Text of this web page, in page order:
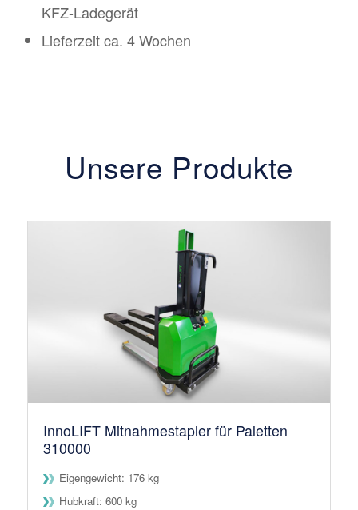
KFZ-Ladegerät
Lieferzeit ca. 4 Wochen
Unsere Produkte
InnoLIFT Mitnahmestapler für Paletten
310000
Eigengewicht: 176 kg
Hubkraft: 600 kg